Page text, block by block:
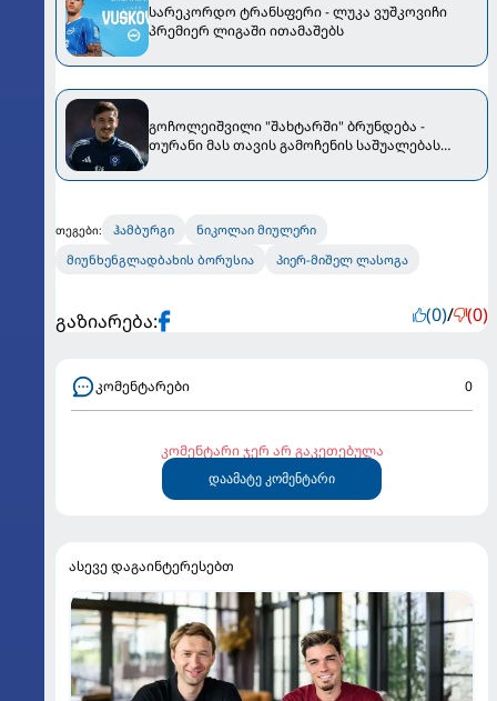
სარეკორდო ტრანსფერი - ლუკა ვუშკოვიჩი
პრემიერ ლიგაში ითამაშებს
გოჩოლეიშვილი "შახტარში" ბრუნდება -
თურანი მას თავის გამოჩენის საშუალებას
თეგები: ჰამბურგი
ნიკოლაი მიულერი
მიუნხენგლადბახის ბორუსია
პიერ-მიშელ ლასოგა
გაზიარება: (0)/ (0)
კომენტარები 0
კომენტარი ჯერ არ გაკეთებულა
დაამატე კომენტარი
ასევე დაგაინტერესებთ